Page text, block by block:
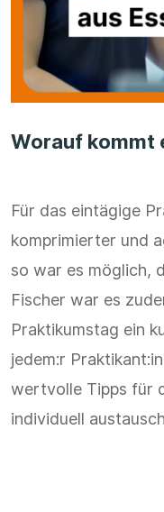
Worauf kommt
Für das eintägige
komprimierter und
so war es möglich,
Fischer war es
Praktikumstag ein
jedem:r
wertvolle Tipps für
individuell